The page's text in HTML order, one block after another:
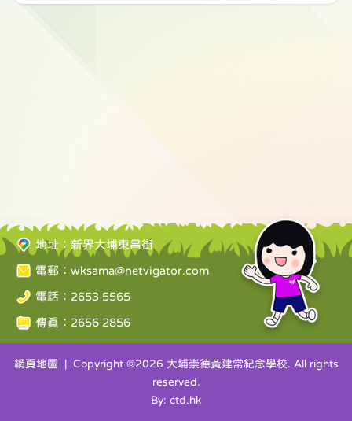
地址：新界大埔東昌街
電郵： wksama@netvigator.com
電話：2653 5565
傳真：2656 2856
網頁地圖 | Copyright ©2026 大埔崇德黃建常紀念學校. All rights
reserved.
By: ctd.hk